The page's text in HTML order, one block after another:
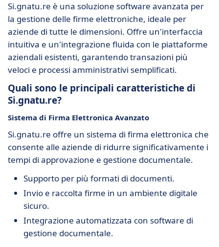
Si.gnatu.re è una soluzione software avanzata per
la gestione delle firme elettroniche, ideale per
aziende di tutte le dimensioni. Offre un'interfaccia
intuitiva e un'integrazione fluida con le piattaforme
aziendali esistenti, garantendo transazioni più
veloci e processi amministrativi semplificati.
Quali sono le principali caratteristiche di
Si.gnatu.re?
Sistema di Firma Elettronica Avanzato
Si.gnatu.re offre un sistema di firma elettronica che
consente alle aziende di ridurre significativamente i
tempi di approvazione e gestione documentale.
Supporto per più formati di documenti.
Invio e raccolta firme in un ambiente digitale
sicuro.
Integrazione automatizzata con software di
gestione documentale.